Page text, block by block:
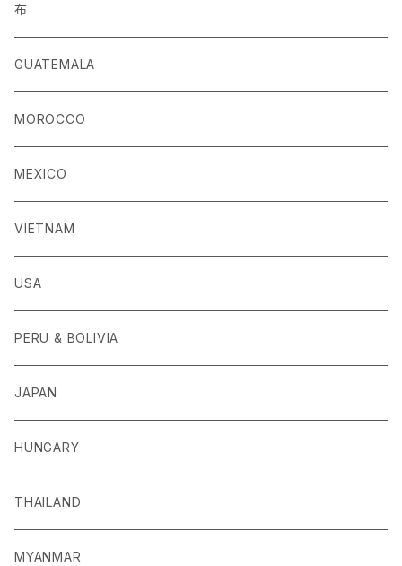
布
GUATEMALA
MOROCCO
MEXICO
VIETNAM
USA
PERU & BOLIVIA
JAPAN
HUNGARY
THAILAND
MYANMAR